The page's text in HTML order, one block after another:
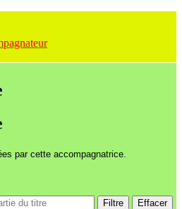
par cette accompagnatrice.
Filtre Effacer